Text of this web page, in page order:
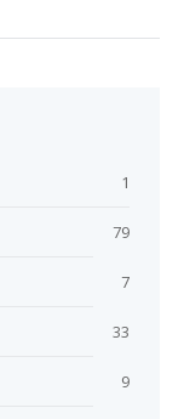
1
79
7
33
9